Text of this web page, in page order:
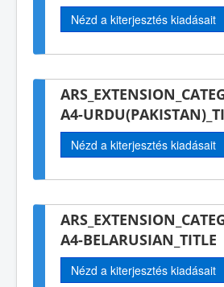
Nézd a kiterjesztés kiadásait
A4-
Nézd a kiterjesztés kiadásait
A4-BELARUSIAN_TITLE
Nézd a kiterjesztés kiadásait